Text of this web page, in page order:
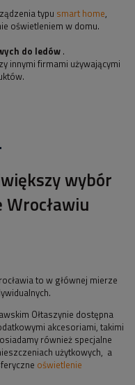
typu smart home,
oświetleniem w domu.
do ledów .
innymi firmami używającymi
wybór
to w głównej mierze
Ołtaszynie dostępna
akcesoriami, takimi
również specjalne
użytkowych, a
oświetlenie